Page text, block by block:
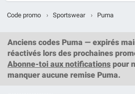
Code promo › Sportswear › Puma
Anciens codes Puma — expirés
réactivés lors des prochaines
Abonne-toi aux notifications pour
manquer aucune remise Puma.